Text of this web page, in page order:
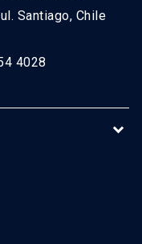
Santiago, Chile
4028